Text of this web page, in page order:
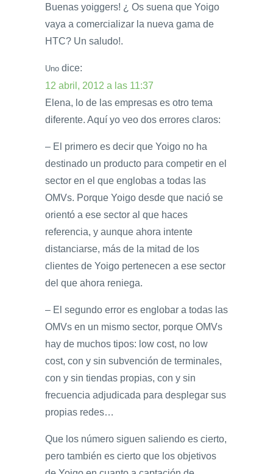
Buenas yoiggers! ¿ Os suena que Yoigo
vaya a comercializar la nueva gama de
HTC? Un saludo!.
Uno dice:
12 abril, 2012 a las 11:37
Elena, lo de las empresas es otro tema
diferente. Aquí yo veo dos errores claros:
– El primero es decir que Yoigo no ha
destinado un producto para competir en el
sector en el que englobas a todas las
OMVs. Porque Yoigo desde que nació se
orientó a ese sector al que haces
referencia, y aunque ahora intente
distanciarse, más de la mitad de los
clientes de Yoigo pertenecen a ese sector
del que ahora reniega.
– El segundo error es englobar a todas las
OMVs en un mismo sector, porque OMVs
hay de muchos tipos: low cost, no low
cost, con y sin subvención de terminales,
con y sin tiendas propias, con y sin
frecuencia adjudicada para desplegar sus
propias redes…
Que los número siguen saliendo es cierto,
pero también es cierto que los objetivos